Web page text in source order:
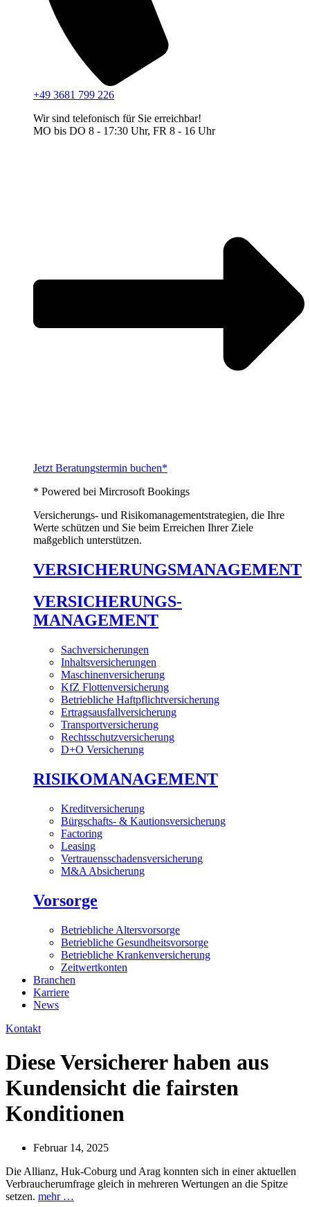
+49 3681 799 226
Wir sind telefonisch für Sie erreichbar!
MO bis DO 8 - 17:30 Uhr, FR 8 - 16 Uhr
Jetzt Beratungstermin buchen*
* Powered bei Mircrosoft Bookings
Versicherungs- und Risikomanagementstrategien, die Ihre
Werte schützen und Sie beim Erreichen Ihrer Ziele
maßgeblich unterstützen.
VERSICHERUNGSMANAGEMENT
VERSICHERUNGS-
MANAGEMENT
Sachversicherungen
Inhaltsversicherungen
Maschinenversicherung
KfZ Flottenversicherung
Betriebliche Haftpflichtversicherung
Ertragsausfallversicherung
Transportversicherung
Rechtsschutzversicherung
D+O Versicherung
RISIKOMANAGEMENT
Kreditversicherung
Bürgschafts- & Kautionsversicherung
Factoring
Leasing
Vertrauensschadensversicherung
M&A Absicherung
Vorsorge
Betriebliche Altersvorsorge
Betriebliche Gesundheitsvorsorge
Betriebliche Krankenversicherung
Zeitwertkonten
Branchen
Karriere
News
Kontakt
Diese Versicherer haben aus
Kundensicht die fairsten
Konditionen
Februar 14, 2025
Die Allianz, Huk-Coburg und Arag konnten sich in einer aktuellen
Verbraucherumfrage gleich in mehreren Wertungen an die Spitze
setzen. mehr …